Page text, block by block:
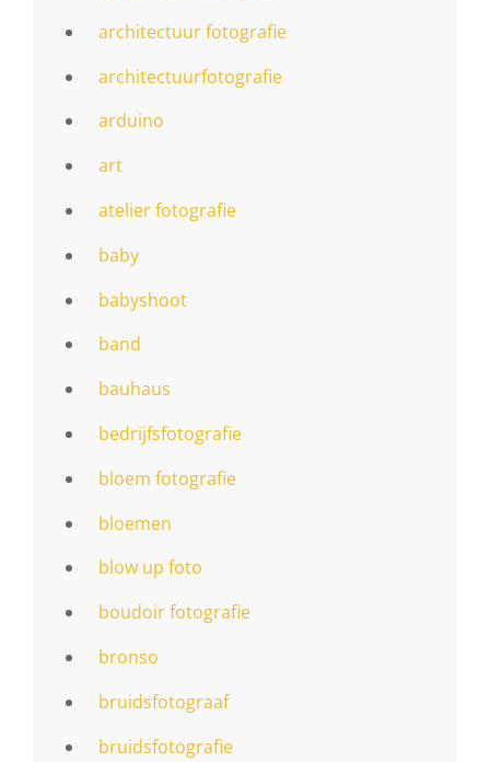
architectuur fotografie
architectuurfotografie
arduino
art
atelier fotografie
baby
babyshoot
band
bauhaus
bedrijfsfotografie
bloem fotografie
bloemen
blow up foto
boudoir fotografie
bronso
bruidsfotograaf
bruidsfotografie